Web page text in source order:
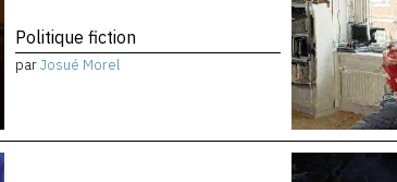
Politique fiction
parJosué Morel